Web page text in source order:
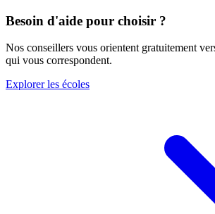
Besoin d'aide pour choisir ?
Nos conseillers vous orientent gratuitement
qui vous correspondent.
Explorer les écoles